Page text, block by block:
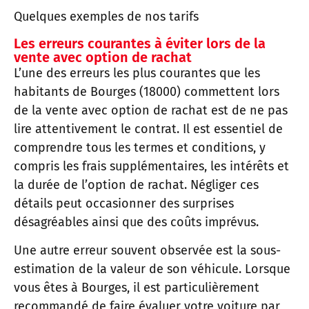
Quelques exemples de nos tarifs
Les erreurs courantes à éviter lors de la
vente avec option de rachat
L’une des erreurs les plus courantes que les
habitants de Bourges (18000) commettent lors
de la vente avec option de rachat est de ne pas
lire attentivement le contrat. Il est essentiel de
comprendre tous les termes et conditions, y
compris les frais supplémentaires, les intérêts et
la durée de l’option de rachat. Négliger ces
détails peut occasionner des surprises
désagréables ainsi que des coûts imprévus.
Une autre erreur souvent observée est la sous-
estimation de la valeur de son véhicule. Lorsque
vous êtes à Bourges, il est particulièrement